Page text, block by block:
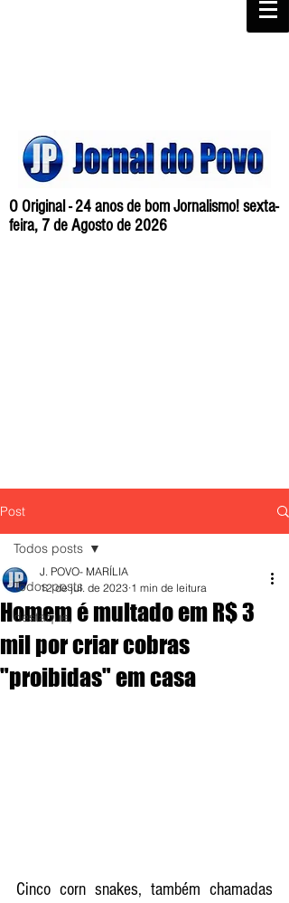
O Original - 24 anos de bom Jornalismo! sexta-
feira, 7 de Agosto de 2026
Post
Todos posts
destaque,
Todos posts
Homem é multado em R$ 3
mil por criar cobras
"proibidas" em casa
J. POVO- MARÍLIA
12 de jul. de 2023 1 min de leitura
Cinco corn snakes, também chamadas